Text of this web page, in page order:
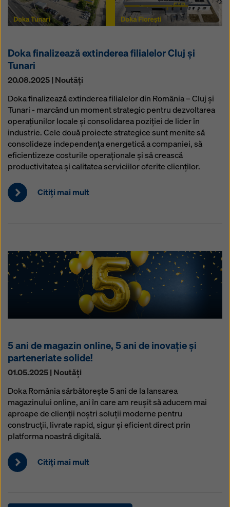
Doka finalizează extinderea filialelor Cluj și
Tunari
20.08.2025 | Noutăţi
Doka finalizează extinderea filialelor din România – Cluj și
Tunari - marcând un moment strategic pentru dezvoltarea
operațiunilor locale și consolidarea poziției de lider în
industrie. Cele două proiecte strategice sunt menite să
consolideze independența energetică a companiei, să
eficientizeze costurile operaționale și să crească
productivitatea și calitatea serviciilor oferite clienților.
Citiţi mai mult
5 ani de magazin online, 5 ani de inovație și
parteneriate solide!
01.05.2025 | Noutăţi
Doka România sărbătorește 5 ani de la lansarea
magazinului online, ani în care am reușit să aducem mai
aproape de clienții noștri soluții moderne pentru
construcții, livrate rapid, sigur și eficient direct prin
platforma noastră digitală.
Citiţi mai mult